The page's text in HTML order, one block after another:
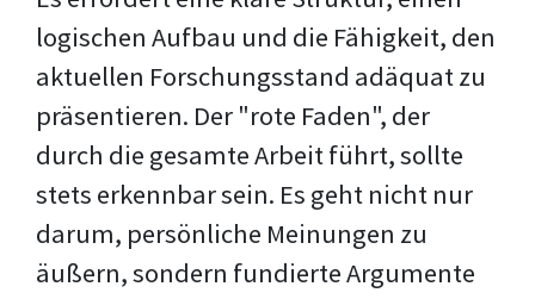
logischen Aufbau und die Fähigkeit, den
aktuellen Forschungsstand adäquat zu
präsentieren. Der "rote Faden", der
durch die gesamte Arbeit führt, sollte
stets erkennbar sein. Es geht nicht nur
darum, persönliche Meinungen zu
äußern, sondern fundierte Argumente